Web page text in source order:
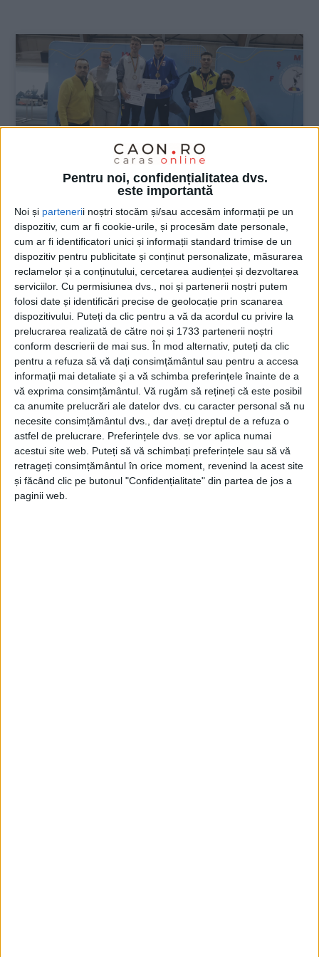
Pentru noi, confidențialitatea dvs.
este importantă
Noi și partenerii noștri stocăm și/sau accesăm informații pe un
dispozitiv, cum ar fi cookie-urile, și procesăm date personale,
cum ar fi identificatori unici și informații standard trimise de un
dispozitiv pentru publicitate și conținut personalizate, măsurarea
reclamelor și a conținutului, cercetarea audienței și dezvoltarea
serviciilor. Cu permisiunea dvs., noi și partenerii noștri putem
folosi date și identificări precise de geolocație prin scanarea
dispozitivului. Puteți da clic pentru a vă da acordul cu privire la
prelucrarea realizată de către noi și 1733 partenerii noștri
conform descrierii de mai sus. În mod alternativ, puteți da clic
pentru a refuza să vă dați consimțământul sau pentru a accesa
informații mai detaliate și a vă schimba preferințele înainte de a
vă exprima consimțământul. Vă rugăm să rețineți că este posibil
ca anumite prelucrări ale datelor dvs. cu caracter personal să nu
necesite consimțământul dvs., dar aveți dreptul de a refuza o
astfel de prelucrare. Preferințele dvs. se vor aplica numai
acestui site web. Puteți să vă schimbați preferințele sau să vă
retrageți consimțământul în orice moment, revenind la acest site
și făcând clic pe butonul "Confidențialitate" din partea de jos a
paginii web.
SPORT
Răzvan Stanciu, campion național
universitar la atletism
18 MARTIE 2025, 09:58 AM 1 MINUT DE CITIRE
REȘIȚA – Studentul Răzvan Stanciu (FEFS Reșița, legitimat la
Clubul Sportiv Universitatea Reșița), însoțit de asist. univ. dr.
Veronica Gușe, a reprezentat Universitatea Babeș-Bolyai
(Centrul Universitar UBB Reșița) la Campionatul Național
Universitar de Atletism – Sală, desfășurat la Bacău, în perioada
14-16 martie 2025!
Arhive